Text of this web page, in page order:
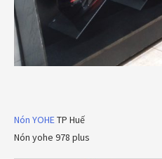
Nón YOHETP Huế
Nón yohe 978 plus